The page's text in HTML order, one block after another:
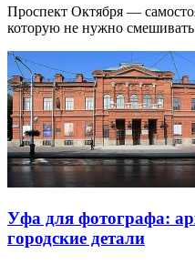
Проспект Октября —
которую не нужно
Уфа для фотографа:
городские детали